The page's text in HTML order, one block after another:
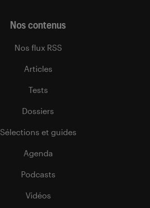
Nos contenus
Nos flux RSS
Articles
Tests
Dossiers
Sélections et guides
Agenda
Podcasts
Vidéos